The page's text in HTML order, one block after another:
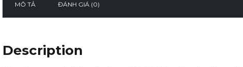
MÔ TẢ ĐÁNH GIÁ (0)
Description